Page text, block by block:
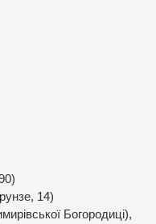
14)
Богородиці),